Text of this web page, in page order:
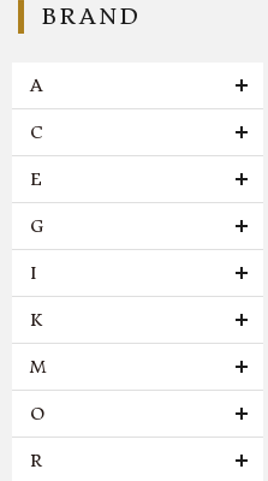
BRAND
A
C
E
G
I
K
M
O
R